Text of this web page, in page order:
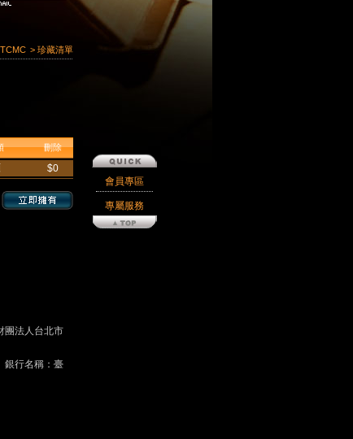
> 珍藏清單
刪除
$0
團法人台北市
銀行名稱：臺
會員專區
專屬服務